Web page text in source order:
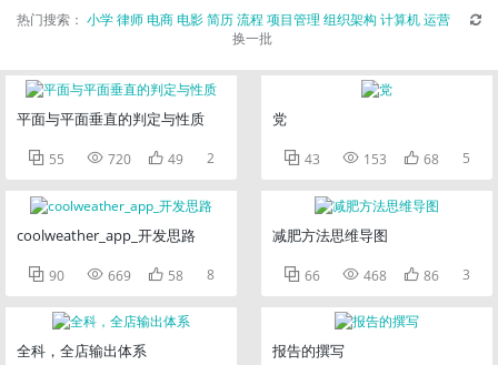
热门搜索： 小学律师电商电影简历流程 项目管理 组织架构 计算机运营
换一批
平面与平面垂直的判定与性质
 55  720  49 2
coolweather_app_开发思路
 90  669  58 8
全科，全店输出体系
党
 43  153  68 5
减肥方法思维导图
 66  468  86 3
报告的撰写